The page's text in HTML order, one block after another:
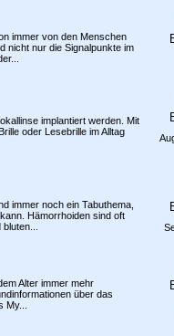
immer von den Menschen
nicht nur die Signalpunkte im
implantiert werden. Mit
oder Lesebrille im Alltag
immer noch ein Tabuthema,
Hämorrhoiden sind oft
Alter immer mehr
über das